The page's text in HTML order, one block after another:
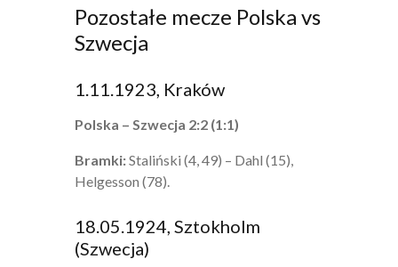
Pozostałe mecze Polska vs
Szwecja
1.11.1923, Kraków
Polska – Szwecja 2:2 (1:1)
Bramki:Staliński (4, 49) – Dahl (15),
Helgesson (78).
18.05.1924, Sztokholm
(Szwecja)